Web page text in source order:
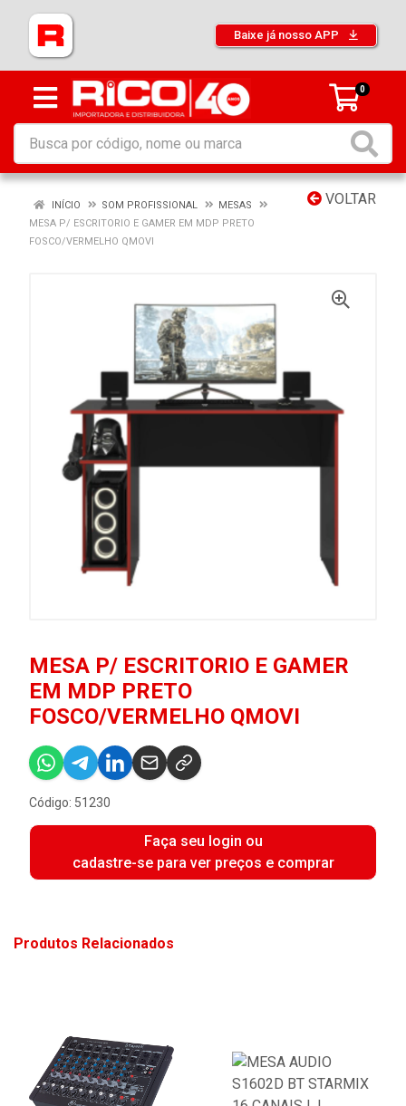
Baixe já nosso APP
0
VOLTAR
INÍCIO SOM PROFISSIONAL
MESAS
MESA P/ ESCRITORIO E GAMER EM MDP PRETO
FOSCO/VERMELHO QMOVI
MESA P/ ESCRITORIO E GAMER
EM MDP PRETO
FOSCO/VERMELHO QMOVI
Código: 51230
Faça seu login ou
cadastre-se para ver preços e comprar
Produtos Relacionados